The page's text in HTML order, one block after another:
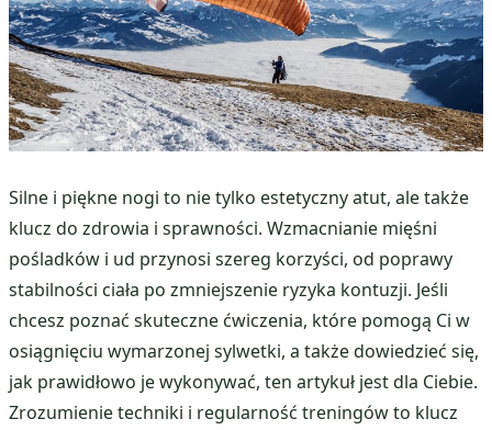
Silne i piękne nogi to nie tylko estetyczny atut, ale także
klucz do zdrowia i sprawności. Wzmacnianie mięśni
pośladków i ud przynosi szereg korzyści, od poprawy
stabilności ciała po zmniejszenie ryzyka kontuzji. Jeśli
chcesz poznać skuteczne ćwiczenia, które pomogą Ci w
osiągnięciu wymarzonej sylwetki, a także dowiedzieć się,
jak prawidłowo je wykonywać, ten artykuł jest dla Ciebie.
Zrozumienie techniki i regularność treningów to klucz